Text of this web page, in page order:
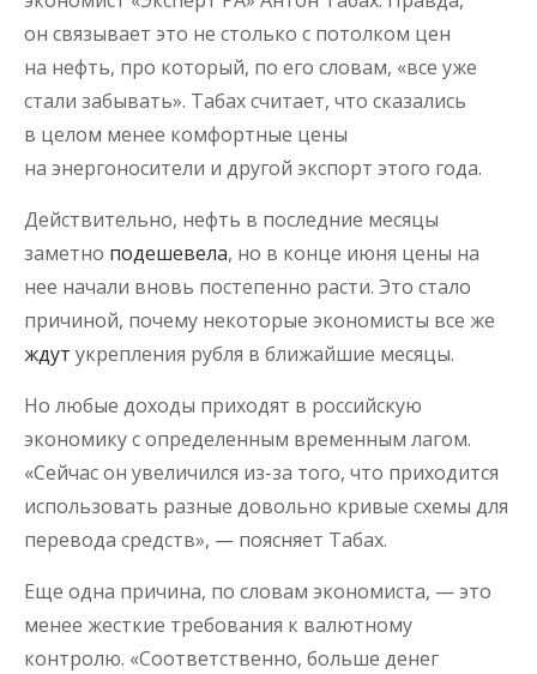
он связывает это не столько с потолком цен
на нефть, про который, по его словам, «все уже
стали забывать». Табах считает, что сказались
в целом менее комфортные цены
на энергоносители и другой экспорт этого года.
Действительно, нефть в последние месяцы
заметно подешевела, но в конце июня цены на
нее начали вновь постепенно расти. Это стало
причиной, почему некоторые экономисты все же
ждут укрепления рубля в ближайшие месяцы.
Но любые доходы приходят в российскую
экономику с определенным временным лагом.
«Сейчас он увеличился из-за того, что приходится
использовать разные довольно кривые схемы для
перевода средств», — поясняет Табах.
Еще одна причина, по словам экономиста, — это
менее жесткие требования к валютному
контролю. «Соответственно, больше денег